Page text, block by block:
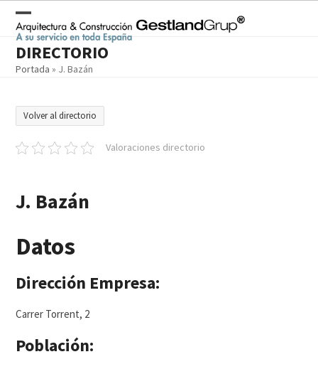
contentOpen
mobile
menu
Close
mobile
menu
DIRECTORIO
Portada » J. Bazán
Volver al directorio
Valoraciones directorio
J. Bazán
Datos
Dirección Empresa:
Carrer Torrent, 2
Población: